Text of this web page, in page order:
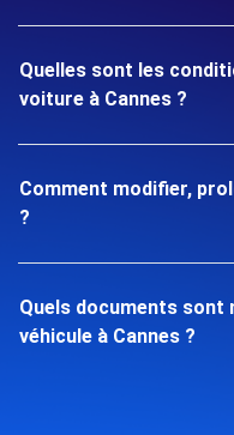
Quelles sont les
voiture à Cannes ?
Comment modifier,
?
Quels documents sont
véhicule à Cannes ?